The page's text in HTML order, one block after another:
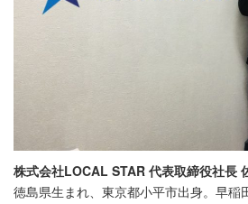
株式会社LOCAL STAR 代表取締役社長
徳島県生まれ、東京都小平市出身。早稲